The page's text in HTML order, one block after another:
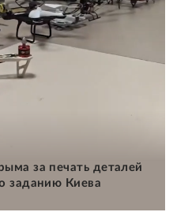
за печать деталей
заданию Киева